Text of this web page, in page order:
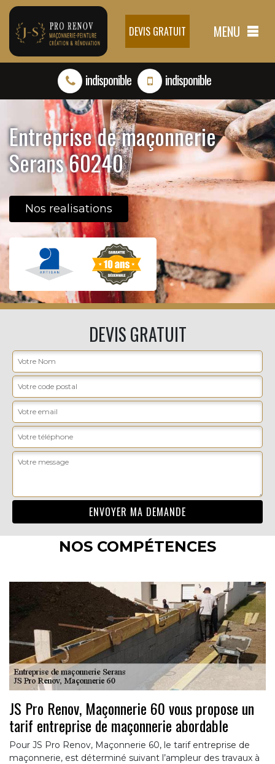
DEVIS GRATUIT MENU
indisponible indisponible
Entreprise de maçonnerie
Serans 60240
Nos realisations
DEVIS GRATUIT
NOS COMPÉTENCES
JS Pro Renov, Maçonnerie 60 vous propose un
tarif entreprise de maçonnerie abordable
Pour JS Pro Renov, Maçonnerie 60, le tarif entreprise de
maçonnerie, est déterminé suivant l’ampleur des travaux à